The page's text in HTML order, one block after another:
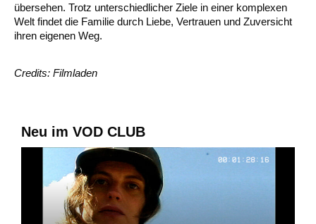
übersehen. Trotz unterschiedlicher Ziele in einer komplexen
Welt findet die Familie durch Liebe, Vertrauen und Zuversicht
ihren eigenen Weg.
Credits: Filmladen
Neu im VOD CLUB